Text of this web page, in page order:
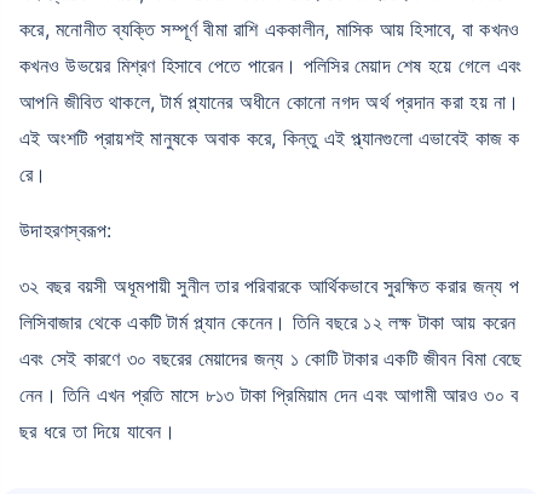
করে, মনোনীত ব্যক্তি সম্পূর্ণ বীমা রাশি এককালীন, মাসিক আয় হিসাবে, বা কখনও
কখনও উভয়ের মিশ্রণ হিসাবে পেতে পারেন। পলিসির মেয়াদ শেষ হয়ে গেলে এবং
আপনি জীবিত থাকলে, টার্ম প্ল্যানের অধীনে কোনো নগদ অর্থ প্রদান করা হয় না।
এই অংশটি প্রায়শই মানুষকে অবাক করে, কিন্তু এই প্ল্যানগুলো এভাবেই কাজ ক
রে।
উদাহরণস্বরূপ:
৩২ বছর বয়সী অধূমপায়ী সুনীল তার পরিবারকে আর্থিকভাবে সুরক্ষিত করার জন্য প
লিসিবাজার থেকে একটি টার্ম প্ল্যান কেনেন। তিনি বছরে ১২ লক্ষ টাকা আয় করেন
এবং সেই কারণে ৩০ বছরের মেয়াদের জন্য ১ কোটি টাকার একটি জীবন বিমা বেছে
নেন। তিনি এখন প্রতি মাসে ৮১৩ টাকা প্রিমিয়াম দেন এবং আগামী আরও ৩০ ব
ছর ধরে তা দিয়ে যাবেন।